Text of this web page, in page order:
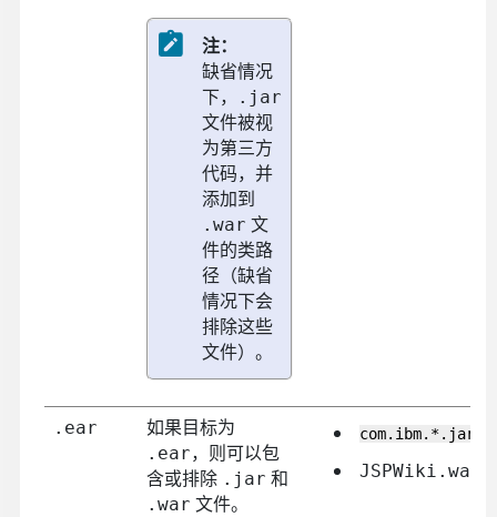
注：
缺省情况
下，
.jar
文件被视
为第三方
代码，并
添加到
.war 文
件的类路
径（缺省
情况下会
排除这些
文件）。
.ear 如果目标为
.ear，则可以包
含或排除 .jar 和
.war 文件。
com.ibm.*.jar
JSPWiki.war